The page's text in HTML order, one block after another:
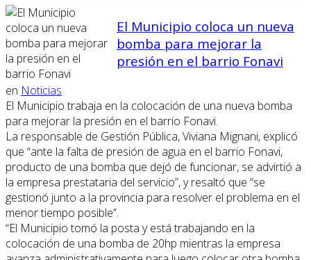
El Municipio coloca un nueva
bomba para mejorar la
presión en el barrio Fonavi
en Noticias
El Municipio trabaja en la colocación de una nueva bomba
para mejorar la presión en el barrio Fonavi.
La responsable de Gestión Pública, Viviana Mignani, explicó
que “ante la falta de presión de agua en el barrio Fonavi,
producto de una bomba que dejó de funcionar, se advirtió a
la empresa prestataria del servicio”, y resaltó que “se
gestionó junto a la provincia para resolver el problema en el
menor tiempo posible”.
“El Municipio tomó la posta y está trabajando en la
colocación de una bomba de 20hp mientras la empresa